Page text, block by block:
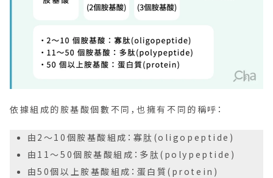
依據組成的胺基酸個數不同，也擁有不同的稱呼：
由2～10個胺基酸組成：寡肽(oligopeptide)
由11～50個胺基酸組成：多肽(polypeptide)
由50個以上胺基酸組成：蛋白質(protein)